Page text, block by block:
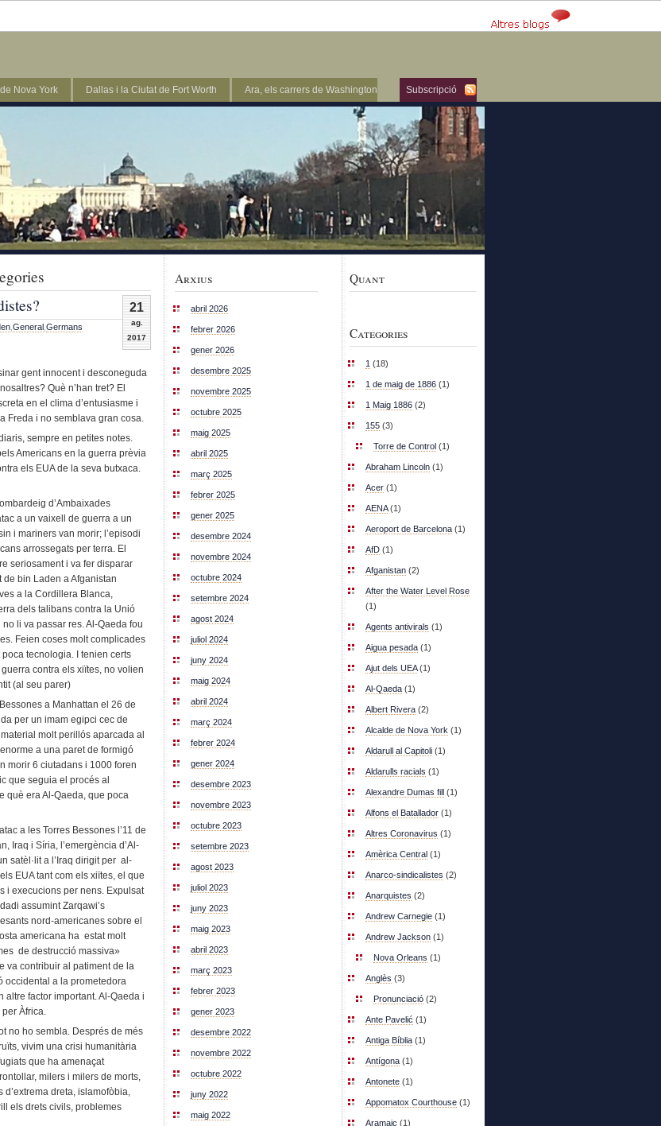
Subscripció
Nova York Dallas i la Ciutat de Fort Worth Ara, els carrers de Washington
21
ag.
2017
General Germans
gent innocent i desconeguda
Què n’han tret? El
en el clima d’entusiasme i
Freda i no semblava gran cosa.
sempre en petites notes.
Americans en la guerra prèvia
els EUA de la seva butxaca.
d’Ambaixades
a un vaixell de guerra a un
i mariners van morir; l’episodi
arrossegats per terra. El
seriosament i va fer disparar
de bin Laden a Afganistan
a la Cordillera Blanca,
dels talibans contra la Unió
li va passar res. Al-Qaeda fou
Feien coses molt complicades
tecnologia. I tenien certs
contra els xiïtes, no volien
(al seu parer)
a Manhattan el 26 de
per un imam egipci cec de
molt perillós aparcada al
a una paret de formigó
morir 6 ciutadans i 1000 foren
que seguia el procés al
què era Al-Qaeda, que poca
a les Torres Bessones l’11 de
Iraq i Síria, l’emergència d’Al-
satèl·lit a l’Iraq dirigit per al-
EUA tant com els xiïtes, el que
i execucions per nens. Expulsat
assumint Zarqawi’s
nord-americanes sobre el
americana ha estat molt
de destrucció massiva»
va contribuir al patiment de la
occidental a la prometedora
factor important. Al-Qaeda i
Àfrica.
no ho sembla. Després de més
vivim una crisi humanitària
que ha amenaçat
milers i milers de morts,
dreta, islamofòbia,
els drets civils, problemes
Arxius
abril 2026
febrer 2026
gener 2026
desembre 2025
novembre 2025
octubre 2025
maig 2025
abril 2025
març 2025
febrer 2025
gener 2025
desembre 2024
novembre 2024
octubre 2024
setembre 2024
agost 2024
juliol 2024
juny 2024
maig 2024
abril 2024
març 2024
febrer 2024
gener 2024
desembre 2023
novembre 2023
octubre 2023
setembre 2023
agost 2023
juliol 2023
juny 2023
maig 2023
abril 2023
març 2023
febrer 2023
gener 2023
desembre 2022
novembre 2022
octubre 2022
juny 2022
maig 2022
Quant
Categories
1 (18)
1 de maig de 1886 (1)
1 Maig 1886 (2)
155 (3)
Torre de Control (1)
Abraham Lincoln (1)
Acer (1)
AENA(1)
Aeroport de Barcelona (1)
AfD (1)
Afganistan (2)
After the Water Level Rose
(1)
Agents antivirals (1)
Aigua pesada (1)
Ajut dels UEA(1)
Al-Qaeda (1)
Albert Rivera (2)
Alcalde de Nova York (1)
Aldarull al Capitoli (1)
Aldarulls racials (1)
Alexandre Dumas fill (1)
Alfons el Batallador (1)
Altres Coronavirus (1)
Amèrica Central (1)
Anarco-sindicalistes (2)
Anarquistes (2)
Andrew Carnegie (1)
Andrew Jackson (1)
Nova Orleans (1)
Anglès (3)
Pronunciació (2)
Ante Pavelić (1)
Antiga Bíblia (1)
Antígona (1)
Antonete (1)
Appomatox Courthouse (1)
Aramaic (1)